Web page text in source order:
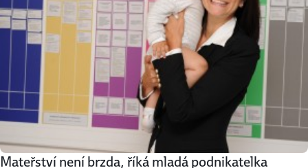
Mateřství není brzda, říká mladá podnikatelka